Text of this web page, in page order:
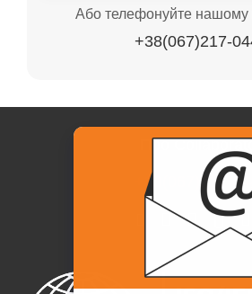
Або телефонуйте
+38(067)217-
Про
+38(067)217-